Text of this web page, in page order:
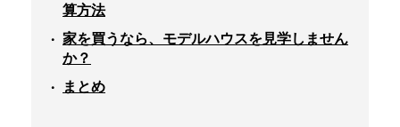
算方法
家を買うなら、モデルハウスを見学しません
か？
まとめ